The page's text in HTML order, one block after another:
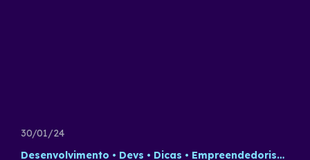
30/01/24
Desenvolvimento
Devs Dicas Empreendedorismo